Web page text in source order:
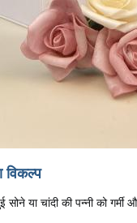
विकल्प
सोने या चांदी की पन्नी को